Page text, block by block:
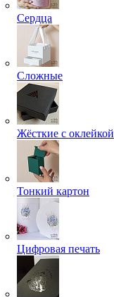
Сердца
Сложные
Жёсткие с оклейкой
Тонкий картон
Цифровая печать